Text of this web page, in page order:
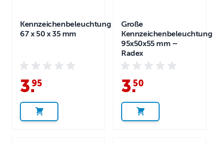
Kennzeichenbeleuchtung
67 x 50 x 35 mm
3.
95
Große
Kennzeichenbeleuchtung
95x50x55 mm –
Radex
3.
50